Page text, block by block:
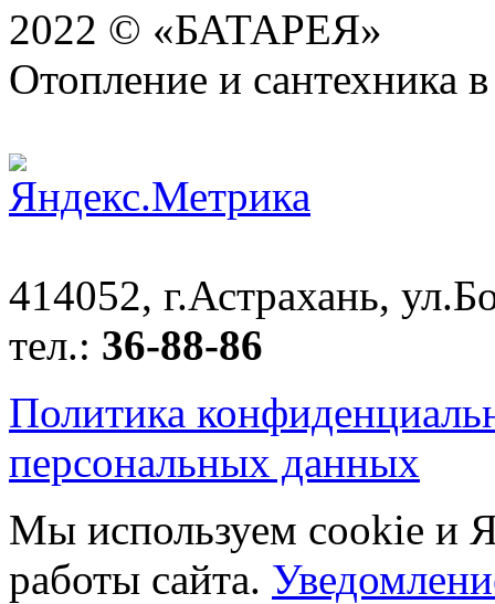
2022 © «БАТАРЕЯ»
Отопление и сантехника
414052, г.Астрахань,
тел.: 36-88-86
Политика
персональных данных
Мы используем cookie и
работы сайта.